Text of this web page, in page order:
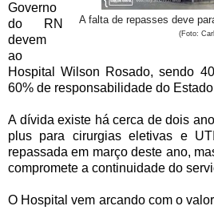
A falta de repasses deve
(Foto:
Governo
do RN
devem
ao
Hospital Wilson Rosado, sendo
60% de responsabilidade do
A dívida existe há cerca de dois
plus para cirurgias eletivas e
repassada em março deste ano,
compromete a continuidade do
O Hospital vem arcando com o